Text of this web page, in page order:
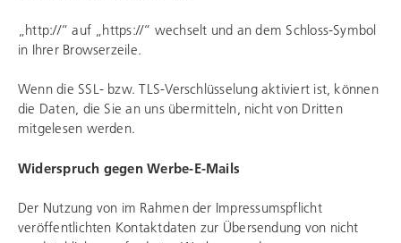
„http://“ auf „https://“ wechselt und an dem Schloss-Symbol
in Ihrer Browserzeile.
Wenn die SSL- bzw. TLS-Verschlüsselung aktiviert ist, können
die Daten, die Sie an uns übermitteln, nicht von Dritten
mitgelesen werden.
Widerspruch gegen Werbe-E-Mails
Der Nutzung von im Rahmen der Impressumspflicht
veröffentlichten Kontaktdaten zur Übersendung von nicht